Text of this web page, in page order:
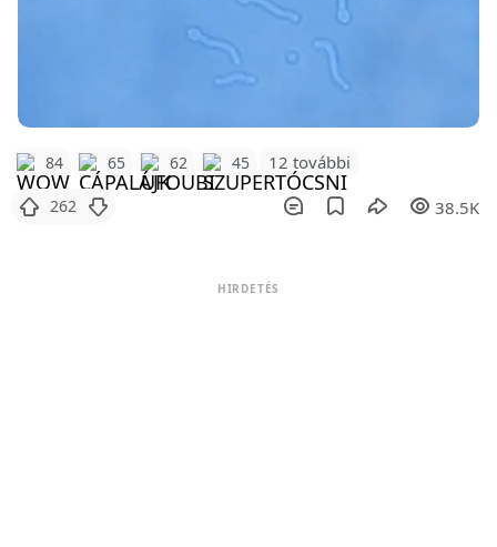
84 65 62 45 12 további
262 38.5K
HIRDETÉS